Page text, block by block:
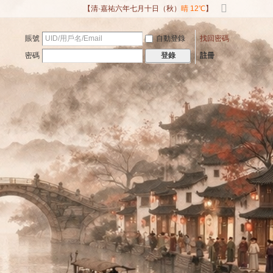
【清·嘉祐六年七月十日（秋） 晴 12℃】
切
換
到
寬
版
賬號 自動登錄
找回密碼
密碼
登錄 註冊